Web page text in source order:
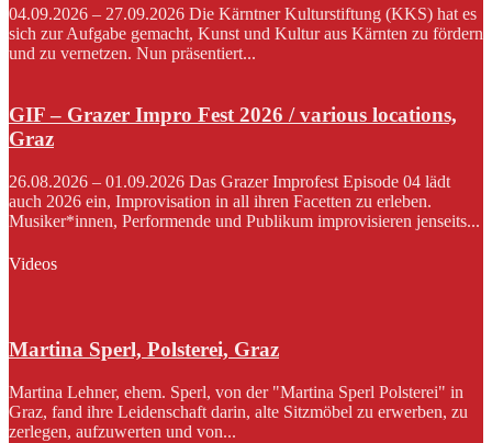
04.09.2026 – 27.09.2026 Die Kärntner Kulturstiftung (KKS) hat es
sich zur Aufgabe gemacht, Kunst und Kultur aus Kärnten zu fördern
und zu vernetzen. Nun präsentiert...
GIF – Grazer Impro Fest 2026 / various locations,
Graz
26.08.2026 – 01.09.2026 Das Grazer Improfest Episode 04 lädt
auch 2026 ein, Improvisation in all ihren Facetten zu erleben.
Musiker*innen, Performende und Publikum improvisieren jenseits...
Videos
Martina Sperl, Polsterei, Graz
Martina Lehner, ehem. Sperl, von der "Martina Sperl Polsterei" in
Graz, fand ihre Leidenschaft darin, alte Sitzmöbel zu erwerben, zu
zerlegen, aufzuwerten und von...